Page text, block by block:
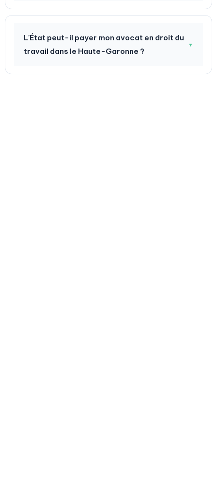
L'État peut-il payer mon avocat en droit du
travail dans le Haute-Garonne ?
▼